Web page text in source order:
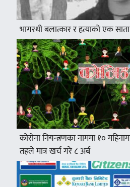
भागरथी बलात्कार र हत्याको एक
कोरोना नियन्त्रणका नाममा १०
तहले मात्र खर्च गरे ८ अर्ब